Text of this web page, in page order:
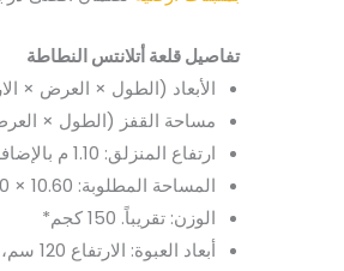
تفاصيل قلعة أتلانتس النطاطة
الأبعاد (الطول × العرض × الارتفاع): 5.30 م ×
مساحة القفز (الطول × العرض): 3.50 م ×
ارتفاع المنزلق: 1.10 م بالإضافة إلى ارتفاع الأرضية 60 سم *
المساحة المطلوبة: 10.60 × 8.90 متر (الطول × العرض) (وفقًا لـ DIN EN14960)*
الوزن: تقريباً. 150 كجم*
أبعاد العبوة: الارتفاع 120 سم، القطر 90 سم * الارتفاع 120 سم، القطر 90 سم *